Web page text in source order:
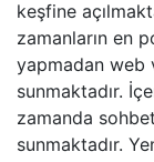
keşfine
zamanların en
yapmadan web
sunmaktadır.
zamanda
sunmaktadır.